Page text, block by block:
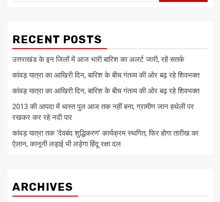
RECENT POSTS
उत्तराखंड के इन जिलों में आज भारी बारिश का अलर्ट जारी, रहें सतर्क
कांवड़ यात्रा का आखिरी दिन, बारिश के बीच गंतव्य की ओर बढ़ रहे शिवभक्त
कांवड़ यात्रा का आखिरी दिन, बारिश के बीच गंतव्य की ओर बढ़ रहे शिवभक्त
2013 की आपदा में ध्वस्त पुल आज तक नहीं बना, ग्रामीण जान हथेली पर
रखकर कर रहे नदी पार
कांवड़ यात्रा तक ‘देवबंद शुद्धिकरण’ कार्यक्रम स्थगित, फिर होगा तारीख का
ऐलान, कानूनी लड़ाई भी लड़ेगा हिंदू रक्षा दल
ARCHIVES